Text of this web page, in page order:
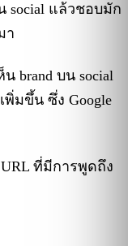
social แล้วชอบมัก
า
น brand บน social
พิ่มขึ้น ซึ่ง Google
URL ที่มีการพูดถึง